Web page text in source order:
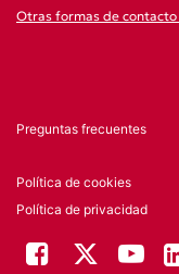
Otras formas de contacto
Preguntas frecuentes
Política de cookies
Política de privacidad